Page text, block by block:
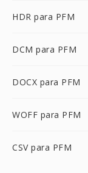
HDR para PFM
DCM para PFM
DOCX para PFM
WOFF para PFM
CSV para PFM